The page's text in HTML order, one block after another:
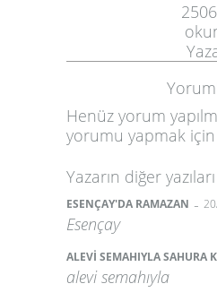
2506
Henüz yorum
yorumu yapmak için
Yazarın diğer yazıları
ESENÇAY'DA RAMAZAN -
Esençay
ALEVİ SEMAHIYLA SAHURA
alevi semahıyla